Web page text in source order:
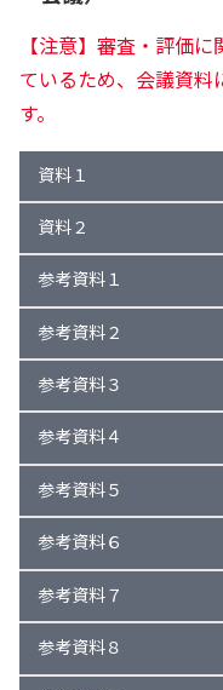
【注意】審査・評価
ているため、会議資料
す。
資料１
資料２
参考資料１
参考資料２
参考資料３
参考資料４
参考資料５
参考資料６
参考資料７
参考資料８